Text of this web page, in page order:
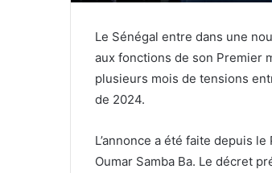
Le Sénégal entre dans une
aux fonctions de son Premier
plusieurs mois de tensions
de 2024.
L’annonce a été faite depuis
Oumar Samba Ba. Le décret